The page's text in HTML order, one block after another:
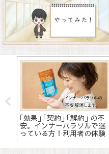
｢効果｣ ｢契約｣ ｢解約｣ の不
安。インナーパラソルで迷
っている方！利用者の体験
談で悩み解消します。